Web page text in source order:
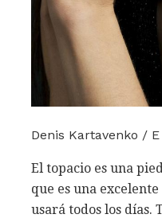
Denis Kartavenko /
El topacio es una
que es una
usará todos los días.